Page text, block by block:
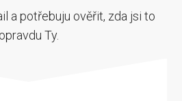
a potřebuju ověřit, zda jsi to
opravdu Ty.